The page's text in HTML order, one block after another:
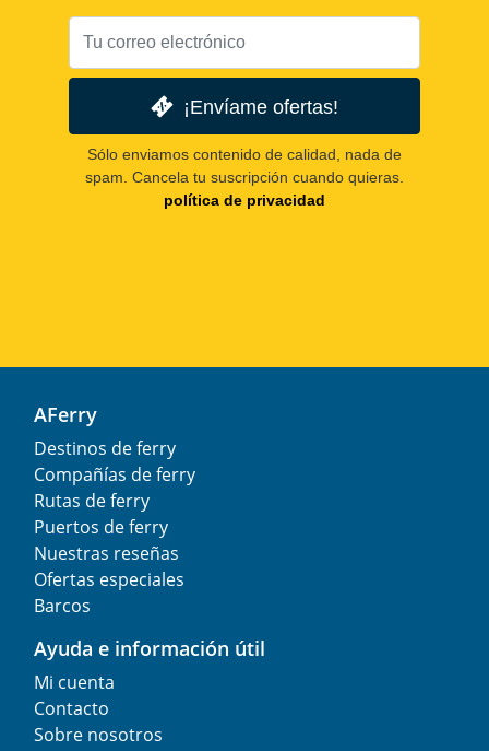
¡Envíame ofertas!
Sólo enviamos contenido de calidad, nada de
spam. Cancela tu suscripción cuando quieras.
política de privacidad
AFerry
Destinos de ferry
Compañías de ferry
Rutas de ferry
Puertos de ferry
Nuestras reseñas
Ofertas especiales
Barcos
Ayuda e información útil
Mi cuenta
Contacto
Sobre nosotros